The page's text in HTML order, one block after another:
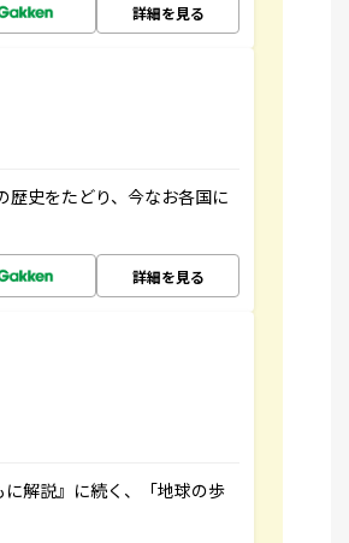
詳細を見る
歴史をたどり、今なお各国に
詳細を見る
解説』に続く、「地球の歩